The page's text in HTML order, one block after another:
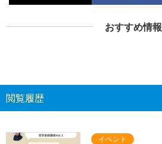
おすすめ情報
閲覧履歴